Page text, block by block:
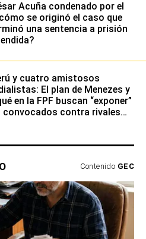
Acuña condenado por el
se originó el caso que
una sentencia a prisión
y cuatro amistosos
El plan de Menezes y
en la FPF buscan “exponer”
convocados contra rivales
Contenido GEC